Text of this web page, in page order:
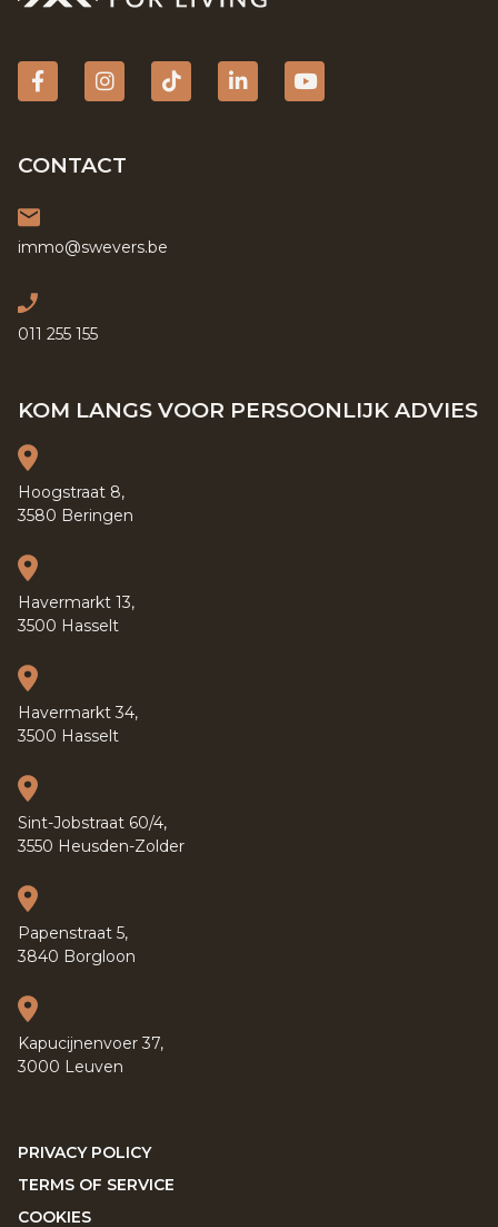
FacebookInstagram
tiktokLinkedinYouTube
CONTACT
immo@swevers.be
011 255 155
KOM LANGS VOOR PERSOONLIJK ADVIES
Hoogstraat 8,
3580 Beringen
Havermarkt 13,
3500 Hasselt
Havermarkt 34,
3500 Hasselt
Sint-Jobstraat 60/4,
3550 Heusden-Zolder
Papenstraat 5,
3840 Borgloon
Kapucijnenvoer 37,
3000 Leuven
PRIVACY POLICY
TERMS OF SERVICE
COOKIES